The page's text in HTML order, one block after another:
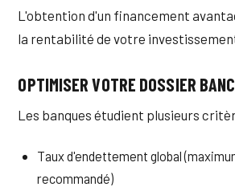
L'obtention d'un financement
la rentabilité de votre
OPTIMISER VOTRE DOSSIER
Les banques étudient plusieurs
Taux d'endettement global
recommandé)